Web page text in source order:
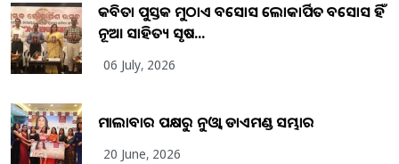
କବିତା ପୁସ୍ତକ ମୁଠାଏ ଅବସୋସ ଲୋକାର୍ପିତ ଅବସୋସ ହିଁ
ନୂଆ ସାହିତ୍ୟ ସୃଷ...
06 July, 2026
ମାଲାବାର ପକ୍ଷରୁ ନୁଓ୍ବା ଡାଏମଣ୍ଡ ସମ୍ଭାର
20 June, 2026